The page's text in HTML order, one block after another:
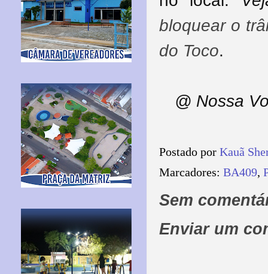
bloquear o
do Toco.
@ Nossa
Postado por Kauã
Marcadores: BA409,
Sem
Enviar um